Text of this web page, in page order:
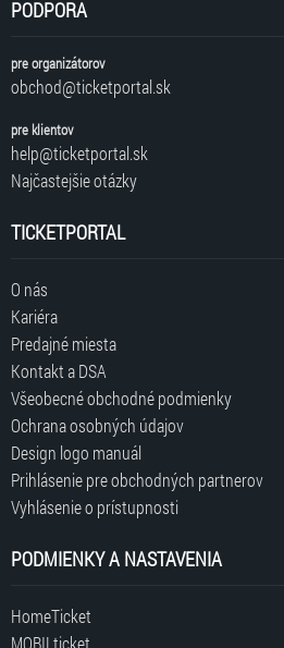
PODPORA
pre organizátorov
obchod@ticketportal.sk
pre klientov
help@ticketportal.sk
Najčastejšie otázky
TICKETPORTAL
O nás
Kariéra
Predajné miesta
Kontakt a DSA
Všeobecné obchodné podmienky
Ochrana osobných údajov
Design logo manuál
Prihlásenie pre obchodných partnerov
Vyhlásenie o prístupnosti
PODMIENKY A NASTAVENIA
HomeTicket
MOBILticket